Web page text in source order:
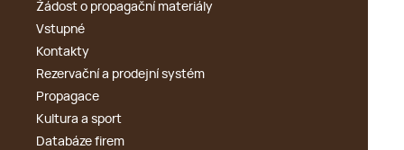
Žádost o propagační materiály
Vstupné
Kontakty
Rezervační a prodejní systém
Propagace
Kultura a sport
Databáze firem